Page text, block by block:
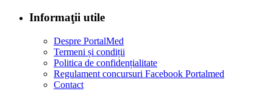
Informaţii utile
Despre PortalMed
Termeni și condiții
Politica de confidențialitate
Regulament concursuri Facebook Portalmed
Contact